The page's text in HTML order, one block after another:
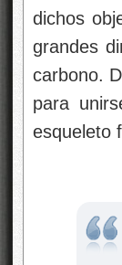
dichos
grandes
carbono.
para
esqueleto